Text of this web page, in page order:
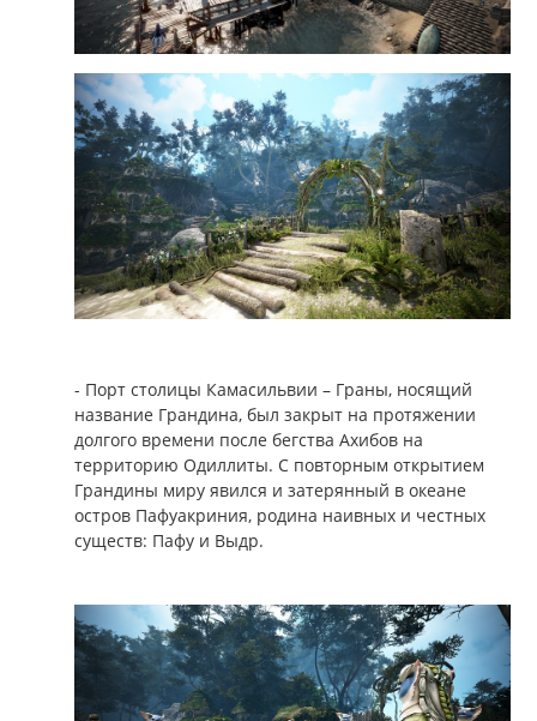
- Порт столицы Камасильвии – Граны, носящий
название Грандина, был закрыт на протяжении
долгого времени после бегства Ахибов на
территорию Одиллиты. С повторным открытием
Грандины миру явился и затерянный в океане
остров Пафуакриния, родина наивных и честных
существ: Пафу и Выдр.